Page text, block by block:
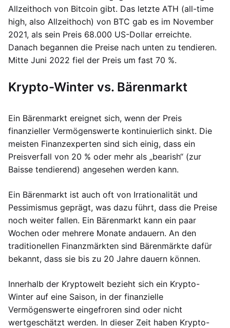
Allzeithoch von Bitcoin gibt. Das letzte ATH (all-time
high, also Allzeithoch) von BTC gab es im November
2021, als sein Preis 68.000 US-Dollar erreichte.
Danach begannen die Preise nach unten zu tendieren.
Mitte Juni 2022 fiel der Preis um fast 70 %.
Krypto-Winter vs. Bärenmarkt
Ein Bärenmarkt ereignet sich, wenn der Preis
finanzieller Vermögenswerte kontinuierlich sinkt. Die
meisten Finanzexperten sind sich einig, dass ein
Preisverfall von 20 % oder mehr als „bearish“ (zur
Baisse tendierend) angesehen werden kann.
Ein Bärenmarkt ist auch oft von Irrationalität und
Pessimismus geprägt, was dazu führt, dass die Preise
noch weiter fallen. Ein Bärenmarkt kann ein paar
Wochen oder mehrere Monate andauern. An den
traditionellen Finanzmärkten sind Bärenmärkte dafür
bekannt, dass sie bis zu 20 Jahre dauern können.
Innerhalb der Kryptowelt bezieht sich ein Krypto-
Winter auf eine Saison, in der finanzielle
Vermögenswerte eingefroren sind oder nicht
wertgeschätzt werden. In dieser Zeit haben Krypto-